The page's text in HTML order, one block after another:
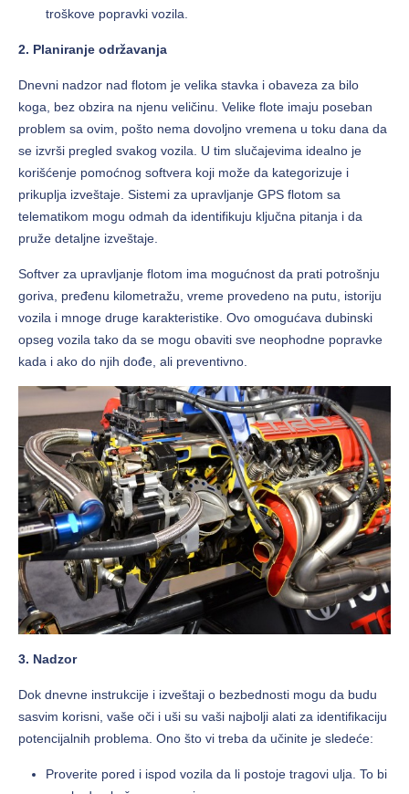
troškove popravki vozila.
2. Planiranje održavanja
Dnevni nadzor nad flotom je velika stavka i obaveza za bilo
koga, bez obzira na njenu veličinu. Velike flote imaju poseban
problem sa ovim, pošto nema dovoljno vremena u toku dana da
se izvrši pregled svakog vozila. U tim slučajevima idealno je
korišćenje pomoćnog softvera koji može da kategorizuje i
prikuplja izveštaje. Sistemi za upravljanje GPS flotom sa
telematikom mogu odmah da identifikuju ključna pitanja i da
pruže detaljne izveštaje.
Softver za upravljanje flotom ima mogućnost da prati potrošnju
goriva, pređenu kilometražu, vreme provedeno na putu, istoriju
vozila i mnoge druge karakteristike. Ovo omogućava dubinski
opseg vozila tako da se mogu obaviti sve neophodne popravke
kada i ako do njih dođe, ali preventivno.
3. Nadzor
Dok dnevne instrukcije i izveštaji o bezbednosti mogu da budu
sasvim korisni, vaše oči i uši su vaši najbolji alati za identifikaciju
potencijalnih problema. Ono što vi treba da učinite je sledeće:
Proverite pored i ispod vozila da li postoje tragovi ulja. To bi